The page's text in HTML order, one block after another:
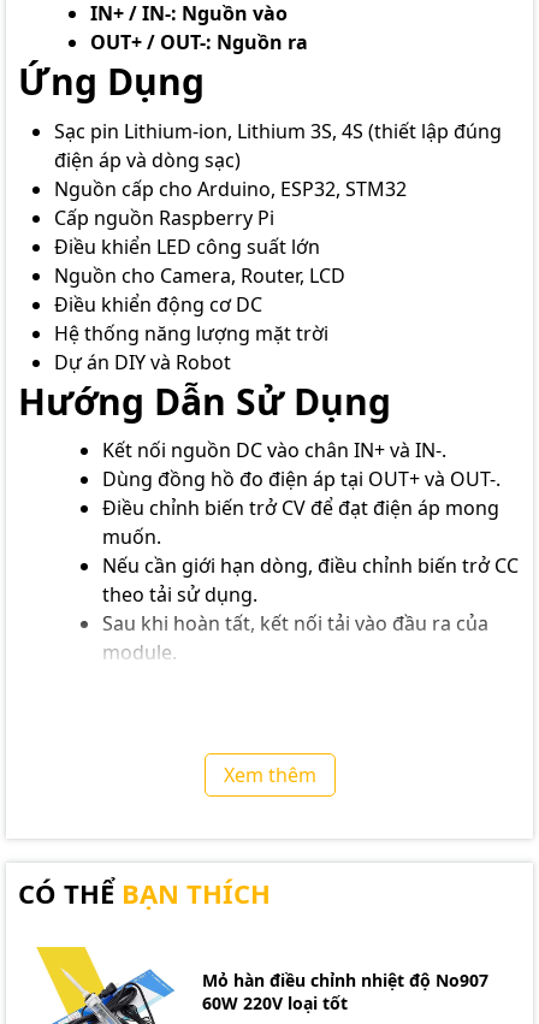
IN+ / IN-: Nguồn vào
OUT+ / OUT-: Nguồn ra
Ứng Dụng
Sạc pin Lithium-ion, Lithium 3S, 4S (thiết lập đúng
điện áp và dòng sạc)
Nguồn cấp cho Arduino, ESP32, STM32
Cấp nguồn Raspberry Pi
Điều khiển LED công suất lớn
Nguồn cho Camera, Router, LCD
Điều khiển động cơ DC
Hệ thống năng lượng mặt trời
Dự án DIY và Robot
Hướng Dẫn Sử Dụng
Kết nối nguồn DC vào chân IN+ và IN-.
Dùng đồng hồ đo điện áp tại OUT+ và OUT-.
Điều chỉnh biến trở CV để đạt điện áp mong
muốn.
Nếu cần giới hạn dòng, điều chỉnh biến trở CC
theo tải sử dụng.
Sau khi hoàn tất, kết nối tải vào đầu ra của
module.
không có chức năng tăng áp.
Xem thêm
CÓ THỂ BẠN THÍCH
Mỏ hàn điều chỉnh nhiệt độ No907
60W 220V loại tốt